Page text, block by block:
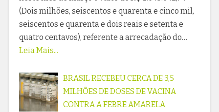
(Dois milhões, seiscentos e quarenta e cinco mil,
seiscentos e quarenta e dois reais e setenta e
quatro centavos), referente a arrecadação do…
Leia Mais...
BRASIL RECEBEU CERCA DE 3,5
MILHÕES DE DOSES DE VACINA
CONTRA A FEBRE AMARELA